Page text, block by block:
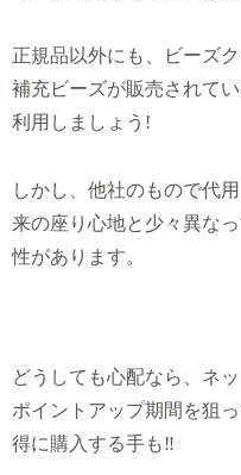
正規品以外にも、ビーズ
補充ビーズが販売されてい
利用しましょう!
しかし、他社のもので代
来の座り心地と少々異な
性があります。
どうしても心配なら、ネ
ポイントアップ期間を狙
得に購入する手も‼